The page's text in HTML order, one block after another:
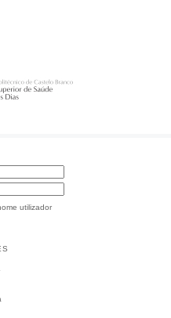
utilizador